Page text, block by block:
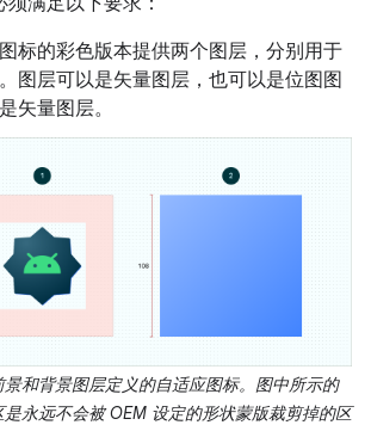
标的彩色版本提供两个图层，分别用于
图层可以是矢量图层，也可以是位图图
矢量图层。
景和背景图层定义的自适应图标。图中所示的
是永远不会被 OEM 设定的形状蒙版裁剪掉的区